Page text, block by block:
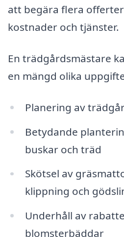
att begära flera
kostnader och tjänster.
En trädgårdsmästare
en mängd olika
Planering av
Betydande
buskar och träd
Skötsel av
klippning och
Underhåll av
blomsterbäddar